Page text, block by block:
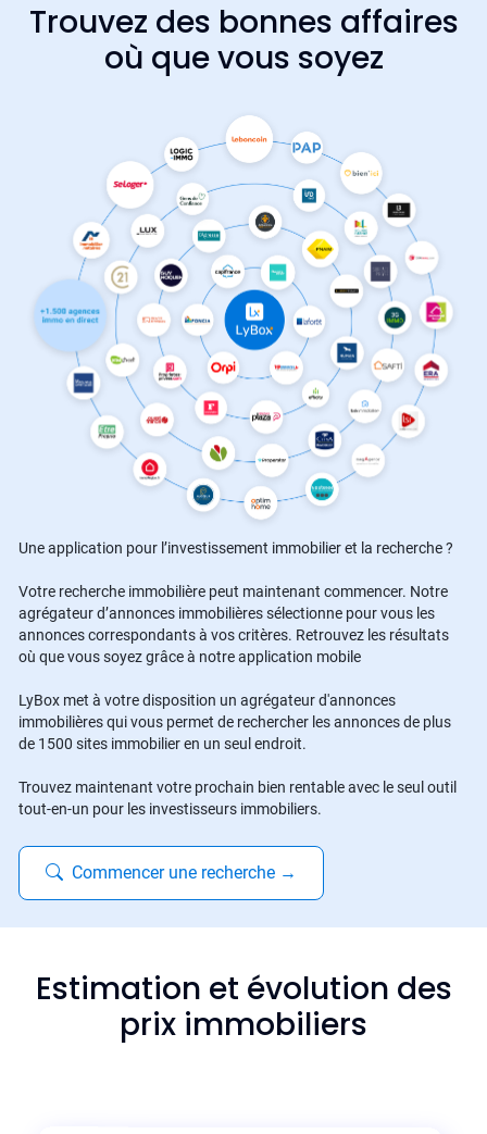
Trouvez des bonnes affaires
où que vous soyez
Une application pour l’investissement immobilier et la recherche ?
Votre recherche immobilière peut maintenant commencer. Notre
agrégateur d’annonces immobilières sélectionne pour vous les
annonces correspondants à vos critères. Retrouvez les résultats
où que vous soyez grâce à notre application mobile
LyBox met à votre disposition un agrégateur d'annonces
immobilières qui vous permet de rechercher les annonces de plus
de 1500 sites immobilier en un seul endroit.
Trouvez maintenant votre prochain bien rentable avec le seul outil
tout-en-un pour les investisseurs immobiliers.
Commencer une recherche →
Estimation et évolution des
prix immobiliers